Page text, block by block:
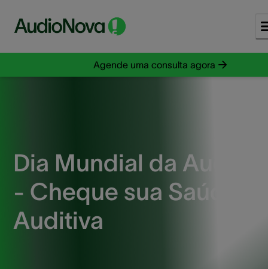
Agende uma consulta agora
Dia Mundial da
- Cheque sua Saúde
Auditiva